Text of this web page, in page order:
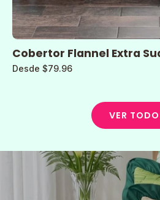
Cobertor Flannel Extra
Desde $79.96
VER